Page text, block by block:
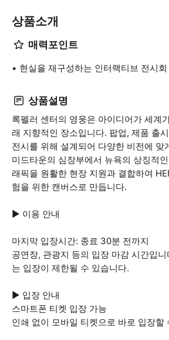
상품소개
매력포인트
현실을 재구성하는 인터랙티브 전시회
상품설명
록펠러 센터의 영웅은 아이디어가 세계
래 지향적인 장소입니다. 팝업, 제품 출
전시를 위해 설계되어 다양한 비전에 맞
미드타운의 심장부에서 뉴욕의 상징적
래픽을 원활한 현장 지원과 결합하여
험을 위한 캔버스로 만듭니다.
▶ 이용 안내
마지막 입장시간: 종료 30분 전까지
공연장, 관광지 등의 입장 마감 시간입
는 입장이 제한될 수 있습니다.
▶ 입장 안내
스마트폰 티켓 입장 가능
인쇄 없이 모바일 티켓으로 바로 입장할